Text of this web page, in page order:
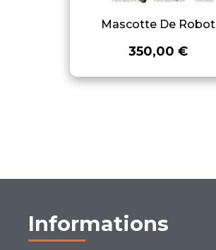
Mascotte De Robot
350,00 €
Informations